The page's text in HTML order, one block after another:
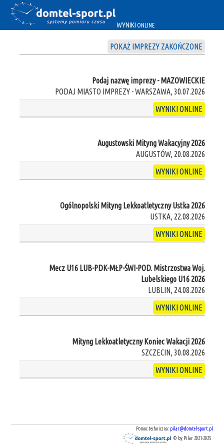
WYNIKI ONLINE
POKAŻ IMPREZY ZAKOŃCZONE
Podaj nazwę imprezy - MAZOWIECKIE
PODAJ MIASTO IMPREZY - WARSZAWA, 30.07.2026
WYNIKI ONLINE
Augustowski Mityng Wakacyjny 2026
AUGUSTÓW, 20.08.2026
WYNIKI ONLINE
Ogólnopolski Mityng Lekkoatletyczny Ustka 2026
USTKA, 22.08.2026
WYNIKI ONLINE
Mecz U16 LUB-PDK-MŁP-ŚWI-POD. Mistrzostwa Woj.
Lubelskiego U16 2026
LUBLIN, 24.08.2026
WYNIKI ONLINE
Mityng Lekkoatletyczny Koniec Wakacji 2026
SZCZECIN, 30.08.2026
WYNIKI ONLINE
Pomoc techniczna: pilar@domtel-sport.pl
© by Pilar 2021-2025